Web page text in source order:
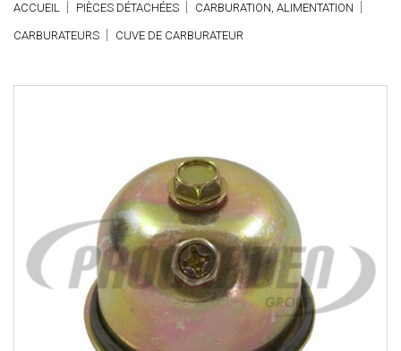
ACCUEIL PIÈCES DÉTACHÉES CARBURATION, ALIMENTATION
CARBURATEURS CUVE DE CARBURATEUR